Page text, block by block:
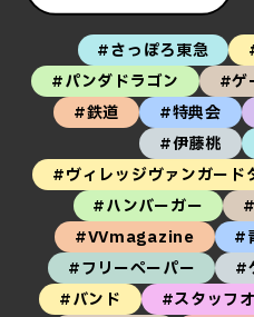
#さっぽろ東急
#パンダドラゴン
#ゲ
#鉄道
#特典会
#伊藤桃
#ヴィレッジヴァンガード
#ハンバーガー
#VVmagazine
#
#フリーペーパー
#
#バンド
#スタッフ